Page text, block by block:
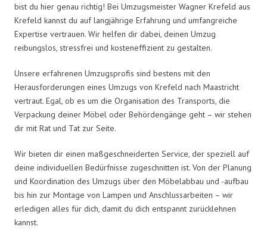
bist du hier genau richtig! Bei Umzugsmeister Wagner Krefeld aus
Krefeld kannst du auf langjährige Erfahrung und umfangreiche
Expertise vertrauen. Wir helfen dir dabei, deinen Umzug
reibungslos, stressfrei und kosteneffizient zu gestalten.
Unsere erfahrenen Umzugsprofis sind bestens mit den
Herausforderungen eines Umzugs von Krefeld nach Maastricht
vertraut. Egal, ob es um die Organisation des Transports, die
Verpackung deiner Möbel oder Behördengänge geht – wir stehen
dir mit Rat und Tat zur Seite.
Wir bieten dir einen maßgeschneiderten Service, der speziell auf
deine individuellen Bedürfnisse zugeschnitten ist. Von der Planung
und Koordination des Umzugs über den Möbelabbau und -aufbau
bis hin zur Montage von Lampen und Anschlussarbeiten – wir
erledigen alles für dich, damit du dich entspannt zurücklehnen
kannst.